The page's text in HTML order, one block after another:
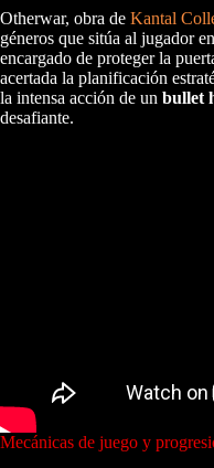
Otherwar, obra de Kantal
géneros que sitúa al jugador
encargado de proteger la
acertada la planificación
la intensa acción de un bullet
desafiante.
Mecánicas de juego y